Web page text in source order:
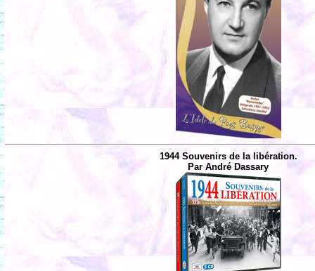
1944 Souvenirs de la libération.
Par André Dassary